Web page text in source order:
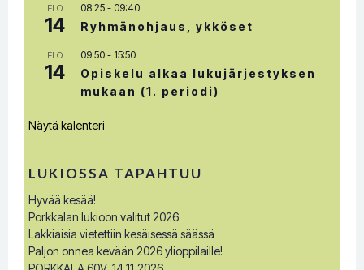
ELO
14
08:25 - 09:40
Ryhmänohjaus, ykköset
ELO
14
09:50 - 15:50
Opiskelu alkaa lukujärjestyksen
mukaan (1. periodi)
Näytä kalenteri
LUKIOSSA TAPAHTUU
Hyvää kesää!
Porkkalan lukioon valitut 2026
Lakkiaisia vietettiin kesäisessä säässä
Paljon onnea kevään 2026 ylioppilaille!